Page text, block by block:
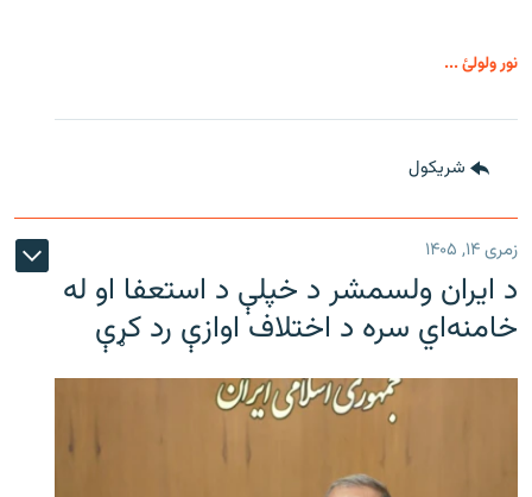
نور ولولئ ...
شريکول
زمری ۱۴, ۱۴۰۵
د ایران ولسمشر د خپلې د استعفا او له
خامنه‌اي سره د اختلاف اوازې رد کړې